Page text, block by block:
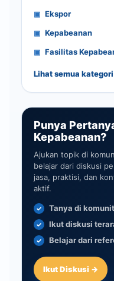
Ekspor
Kepabeanan
Fasilitas
Lihat semua
Punya
Kepabeanan?
Ajukan topik di
belajar dari diskusi
jasa, praktisi, dan
aktif.
Tanya di
Ikut diskusi
Belajar dari
Ikut Diskusi →